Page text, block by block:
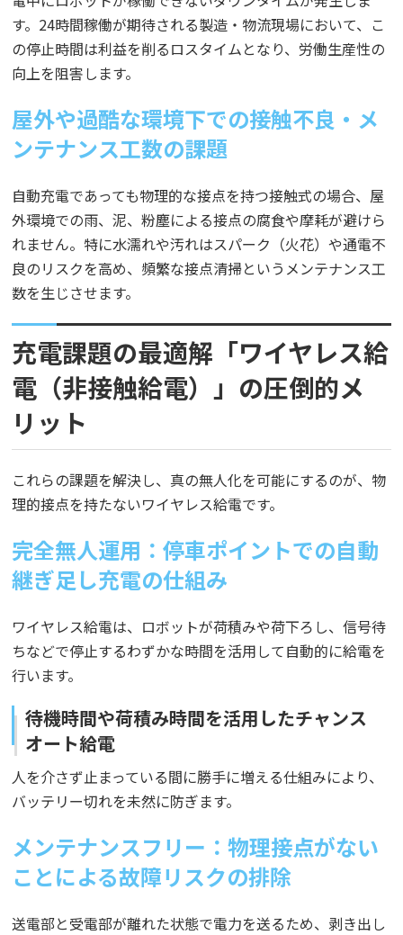
す。24時間稼働が期待される製造・物流現場において、こ
の停止時間は利益を削るロスタイムとなり、労働生産性の
向上を阻害します。
屋外や過酷な環境下での接触不良・メ
ンテナンス工数の課題
自動充電であっても物理的な接点を持つ接触式の場合、屋
外環境での雨、泥、粉塵による接点の腐食や摩耗が避けら
れません。特に水濡れや汚れはスパーク（火花）や通電不
良のリスクを高め、頻繁な接点清掃というメンテナンス工
数を生じさせます。
充電課題の最適解「ワイヤレス給
電（非接触給電）」の圧倒的メ
リット
これらの課題を解決し、真の無人化を可能にするのが、物
理的接点を持たないワイヤレス給電です。
完全無人運用：停車ポイントでの自動
継ぎ足し充電の仕組み
ワイヤレス給電は、ロボットが荷積みや荷下ろし、信号待
ちなどで停止するわずかな時間を活用して自動的に給電を
行います。
待機時間や荷積み時間を活用したチャンス
オート給電
人を介さず止まっている間に勝手に増える仕組みにより、
バッテリー切れを未然に防ぎます。
メンテナンスフリー：物理接点がない
ことによる故障リスクの排除
送電部と受電部が離れた状態で電力を送るため、剥き出し